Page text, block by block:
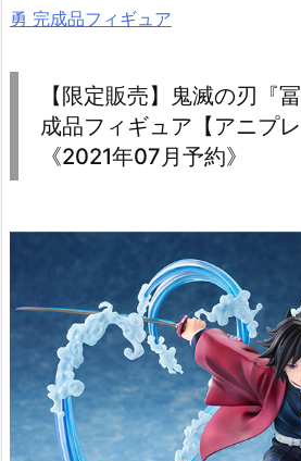
勇 完成品フィギュア
【限定販売】鬼滅の刃『
成品フィギュア【アニプレ
《2021年07月予約》